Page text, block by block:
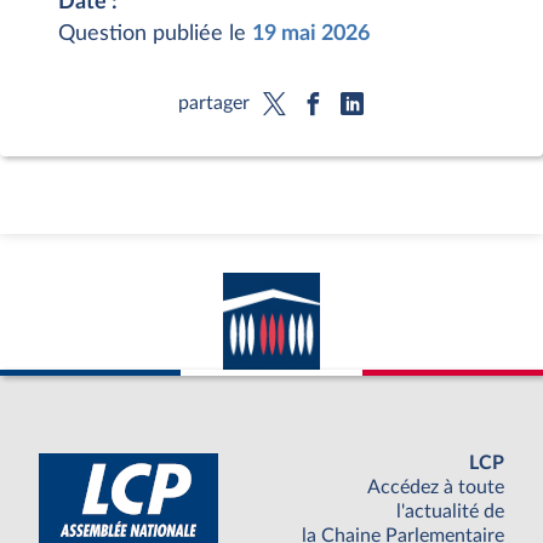
Question publiée le 19 mai 2026
partager
LCP
Accédez à toute
l'actualité de
la Chaine Parlementaire